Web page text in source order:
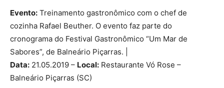
Evento: Treinamento gastronômico com o chef de
cozinha Rafael Beuther. O evento faz parte do
cronograma do Festival Gastronômico “Um Mar de
Sabores”, de Balneário Piçarras. |
Data: 21.05.2019 – Local: Restaurante Vó Rose –
Balneário Piçarras (SC)